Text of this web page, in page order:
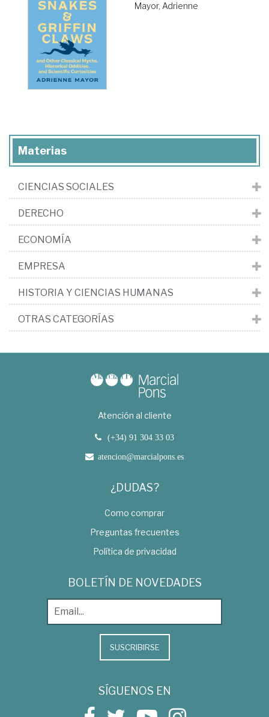
Mayor, Adrienne
Materias
CIENCIAS SOCIALES
DERECHO
ECONOMÍA
EMPRESA
HISTORIA Y CIENCIAS HUMANAS
OTRAS CATEGORÍAS
Atención al cliente
(+34) 91 304 33 03
atencion@marcialpons.es
¿DUDAS?
Como comprar
Preguntas frecuentes
Política de privacidad
BOLETÍN DE NOVEDADES
SUSCRIBIRSE
SÍGUENOS EN